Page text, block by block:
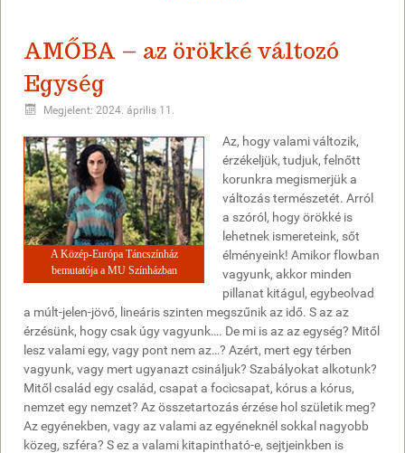
AMŐBA – az örökké változó
Egység
Megjelent: 2024. április 11.
A Közép-Európa Táncszínház
bemutatója a MU Színházban
Az, hogy valami változik,
érzékeljük, tudjuk, felnőtt
korunkra megismerjük a
változás természetét. Arról
a szóról, hogy örökké is
lehetnek ismereteink, sőt
élményeink! Amikor flowban
vagyunk, akkor minden
pillanat kitágul, egybeolvad
a múlt-jelen-jövő, lineáris szinten megszűnik az idő. S az az
érzésünk, hogy csak úgy vagyunk…. De mi is az az egység? Mitől
lesz valami egy, vagy pont nem az…? Azért, mert egy térben
vagyunk, vagy mert ugyanazt csináljuk? Szabályokat alkotunk?
Mitől család egy család, csapat a focicsapat, kórus a kórus,
nemzet egy nemzet? Az összetartozás érzése hol születik meg?
Az egyénekben, vagy az valami az egyéneknél sokkal nagyobb
közeg, szféra? S ez a valami kitapintható-e, sejtjeinkben is